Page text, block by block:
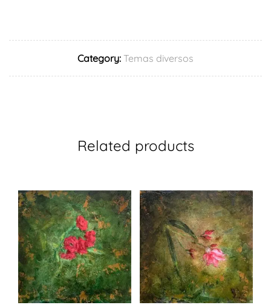
Category: Temas diversos
Related products